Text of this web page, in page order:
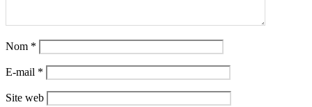
Nom *
E-mail *
Site web